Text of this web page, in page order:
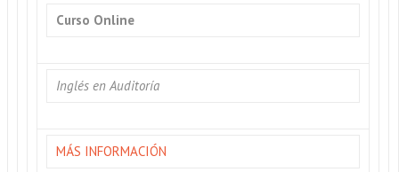
Curso Online
Inglés en Auditoría
MÁS INFORMACIÓN